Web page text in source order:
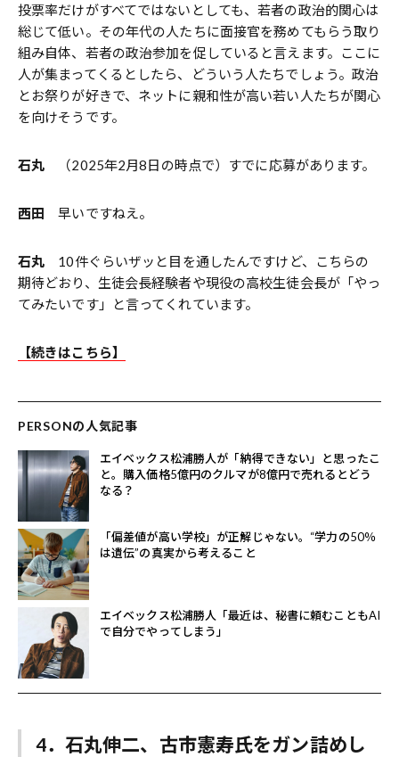
投票率だけがすべてではないとしても、若者の政治的関心は
総じて低い。その年代の人たちに面接官を務めてもらう取り
組み自体、若者の政治参加を促していると言えます。ここに
人が集まってくるとしたら、どういう人たちでしょう。政治
とお祭りが好きで、ネットに親和性が高い若い人たちが関心
を向けそうです。
石丸 （2025年2月8日の時点で）すでに応募があります。
西田早いですねえ。
石丸 10件ぐらいザッと目を通したんですけど、こちらの
期待どおり、生徒会長経験者や現役の高校生徒会長が「やっ
てみたいです」と言ってくれています。
【続きはこちら】
PERSONの人気記事
エイベックス松浦勝人が「納得できない」と思ったこ
と。購入価格5億円のクルマが8億円で売れるとどう
なる？
「偏差値が高い学校」が正解じゃない。“学力の50％
は遺伝”の真実から考えること
エイベックス松浦勝人「最近は、秘書に頼むこともAI
で自分でやってしまう」
4．石丸伸二、古市憲寿氏をガン詰めし